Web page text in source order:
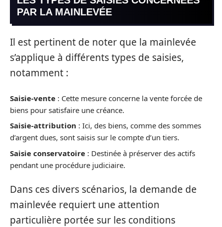
PAR LA MAINLEVÉE
Il est pertinent de noter que la mainlevée
s’applique à différents types de saisies,
notamment :
Saisie-vente : Cette mesure concerne la vente forcée de
biens pour satisfaire une créance.
Saisie-attribution : Ici, des biens, comme des sommes
d’argent dues, sont saisis sur le compte d’un tiers.
Saisie conservatoire : Destinée à préserver des actifs
pendant une procédure judiciaire.
Dans ces divers scénarios, la demande de
mainlevée requiert une attention
particulière portée sur les conditions